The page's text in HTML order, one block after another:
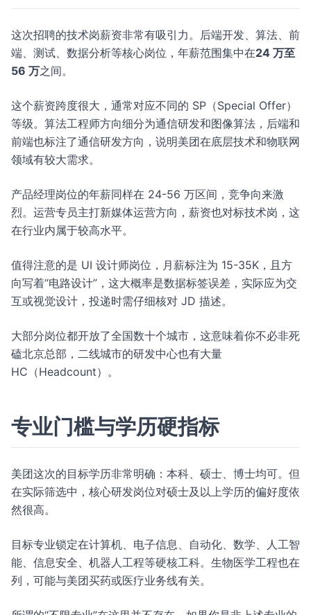
这次招聘的技术岗薪资非常有吸引力。后端开发、算法、前
端、测试、数据分析等核心岗位，年薪范围集中在24 万至
56 万之间。
这个薪资跨度很大，通常对应不同的 SP（Special Offer）
等级。算法工程师方向细分为通信研发和图像算法，后端和
前端也标注了通信研发方向，说明美团在底层技术和物联网
领域有较大需求。
产品经理岗位的年薪同样在 24-56 万区间，竞争向来激
烈。运营专员主打新媒体运营方向，薪资也对标技术岗，这
在行业内属于较高水平。
值得注意的是 UI 设计师岗位，月薪标注为 15-35K，且方
向写着“电路设计”，这大概率是数据标签误差，实际应为交
互或视觉设计，投递时需仔细核对 JD 描述。
大部分岗位都开放了全国数十个城市，这意味着你不必非死
磕北京总部，二线城市的研发中心也有大量
HC（Headcount）。
专业门槛与学历硬指标
美团这次的目标学历非常明确：本科、硕士、博士均可。但
在实际筛选中，核心研发岗位对硕士及以上学历的偏好度依
然很高。
目标专业锁定在计算机、电子信息、自动化、数学、人工智
能、信息安全、机器人工程等硬核工科。生物医学工程也在
列，可能与美团买药或医疗业务线有关。